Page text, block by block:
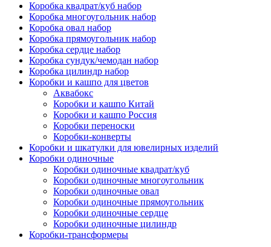
Коробка квадрат/куб набор
Коробка многоугольник набор
Коробка овал набор
Коробка прямоугольник набор
Коробка сердце набор
Коробка сундук/чемодан набор
Коробка цилиндр набор
Коробки и кашпо для цветов
Аквабокс
Коробки и кашпо Китай
Коробки и кашпо Россия
Коробки переноски
Коробки-конверты
Коробки и шкатулки для ювелирных изделий
Коробки одиночные
Коробки одиночные квадрат/куб
Коробки одиночные многоугольник
Коробки одиночные овал
Коробки одиночные прямоугольник
Коробки одиночные сердце
Коробки одиночные цилиндр
Коробки-трансформеры